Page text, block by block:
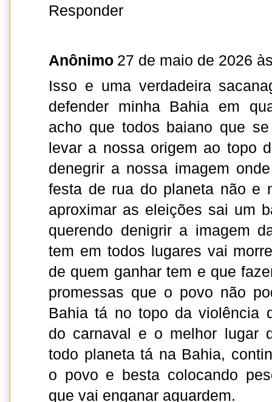
Responder
Anônimo 27 de maio de 2026
Isso e uma verdadeira
defender minha Bahia em
acho que todos baiano que
levar a nossa origem ao topo
denegrir a nossa imagem
festa de rua do planeta não e
aproximar as eleições sai um
querendo denigrir a imagem
tem em todos lugares vai
de quem ganhar tem e que
promessas que o povo não
Bahia tá no topo da violência
do carnaval e o melhor lugar
todo planeta tá na Bahia,
o povo e besta colocando
que vai enganar aguardem.